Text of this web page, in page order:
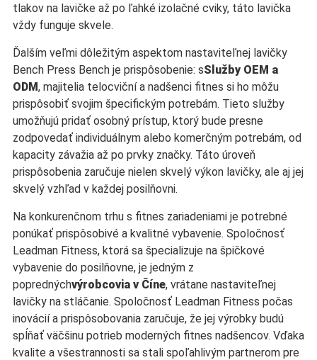
tlakov na lavičke až po ľahké izolačné cviky, táto lavička
vždy funguje skvele.
Ďalším veľmi dôležitým aspektom nastaviteľnej lavičky
Bench Press Bench je prispôsobenie: sSlužby OEM a
ODM, majitelia telocviční a nadšenci fitnes si ho môžu
prispôsobiť svojim špecifickým potrebám. Tieto služby
umožňujú pridať osobný prístup, ktorý bude presne
zodpovedať individuálnym alebo komerčným potrebám, od
kapacity závažia až po prvky značky. Táto úroveň
prispôsobenia zaručuje nielen skvelý výkon lavičky, ale aj jej
skvelý vzhľad v každej posilňovni.
Na konkurenčnom trhu s fitnes zariadeniami je potrebné
ponúkať prispôsobivé a kvalitné vybavenie. Spoločnosť
Leadman Fitness, ktorá sa špecializuje na špičkové
vybavenie do posilňovne, je jedným z
poprednýchvýrobcovia v Číne, vrátane nastaviteľnej
lavičky na stláčanie. Spoločnosť Leadman Fitness počas
inovácií a prispôsobovania zaručuje, že jej výrobky budú
spĺňať väčšinu potrieb moderných fitnes nadšencov. Vďaka
kvalite a všestrannosti sa stali spoľahlivým partnerom pre